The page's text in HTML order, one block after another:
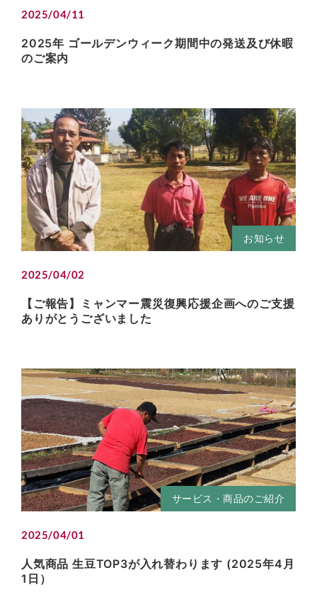
2025/04/11
2025年 ゴールデンウィーク期間中の発送及び休暇
のご案内
お知らせ
2025/04/02
【ご報告】ミャンマー震災復興応援企画へのご支援
ありがとうございました
サービス・商品のご紹介
2025/04/01
人気商品 生豆TOP3が入れ替わります (2025年4月
1日）